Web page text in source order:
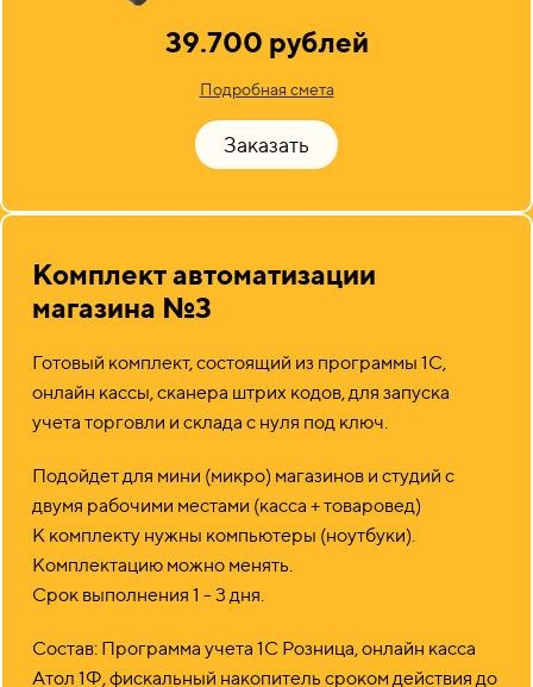
39.700 рублей
Подробная смета
Заказать
Комплект автоматизации
магазина №3
Готовый комплект, состоящий из программы 1С,
онлайн кассы, сканера штрих кодов, для запуска
учета торговли и склада с нуля под ключ.
Подойдет для мини (микро) магазинов и студий с
двумя рабочими местами (касса + товаровед)
К комплекту нужны компьютеры (ноутбуки).
Комплектацию можно менять.
Срок выполнения 1 - 3 дня.
Состав: Программа учета 1С Розница, онлайн касса
Атол 1Ф, фискальный накопитель сроком действия до